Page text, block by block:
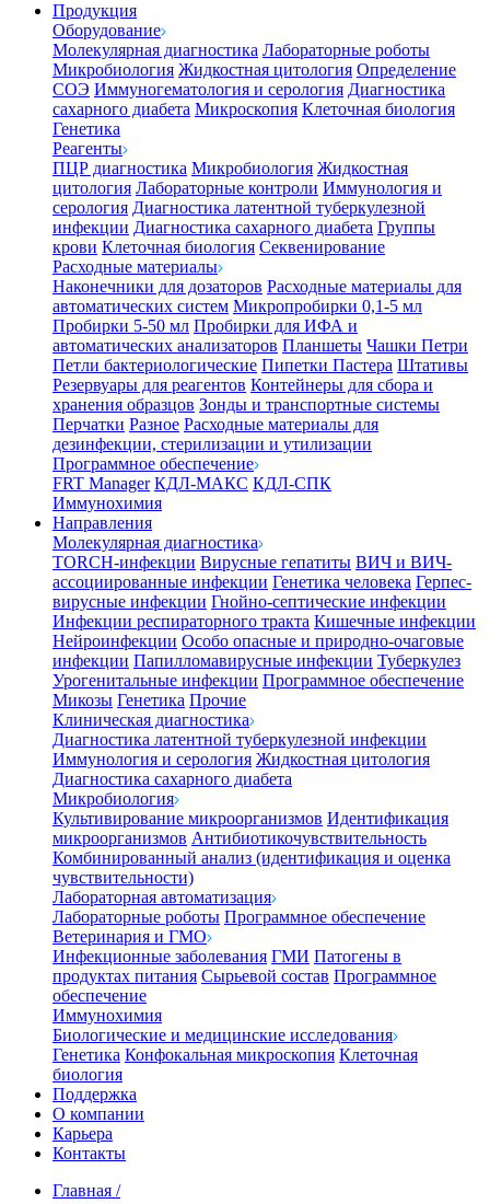
Продукция
Оборудование
Молекулярная диагностика Лабораторные роботы
Микробиология Жидкостная цитология Определение
СОЭ Иммуногематология и серология Диагностика
сахарного диабета Микроскопия Клеточная биология
Генетика
Реагенты
ПЦР диагностика Микробиология Жидкостная
цитология Лабораторные контроли Иммунология и
серология Диагностика латентной туберкулезной
инфекции Диагностика сахарного диабета Группы
крови Клеточная биология Секвенирование
Расходные материалы
Наконечники для дозаторов Расходные материалы для
автоматических систем Микропробирки 0,1-5 мл
Пробирки 5-50 мл Пробирки для ИФА и
автоматических анализаторов Планшеты Чашки Петри
Петли бактериологические Пипетки Пастера Штативы
Резервуары для реагентов Контейнеры для сбора и
хранения образцов Зонды и транспортные системы
Перчатки Разное Расходные материалы для
дезинфекции, стерилизации и утилизации
Программное обеспечение
FRT Manager КДЛ-МАКС КДЛ-СПК
Иммунохимия
Направления
Молекулярная диагностика
TORCH-инфекции Вирусные гепатиты ВИЧ и ВИЧ-
ассоциированные инфекции Генетика человека Герпес-
вирусные инфекции Гнойно-септические инфекции
Инфекции респираторного тракта Кишечные инфекции
Нейроинфекции Особо опасные и природно-очаговые
инфекции Папилломавирусные инфекции Туберкулез
Урогенитальные инфекции Программное обеспечение
Микозы Генетика Прочие
Клиническая диагностика
Диагностика латентной туберкулезной инфекции
Иммунология и серология Жидкостная цитология
Диагностика сахарного диабета
Микробиология
Культивирование микроорганизмов Идентификация
микроорганизмов Антибиотикочувствительность
Комбинированный анализ (идентификация и оценка
чувствительности)
Лабораторная автоматизация
Лабораторные роботы Программное обеспечение
Ветеринария и ГМО
Инфекционные заболевания ГМИ Патогены в
продуктах питания Сырьевой состав Программное
обеспечение
Иммунохимия
Биологические и медицинские исследования
Генетика Конфокальная микроскопия Клеточная
биология
Поддержка
О компании
Карьера
Контакты
Главная /